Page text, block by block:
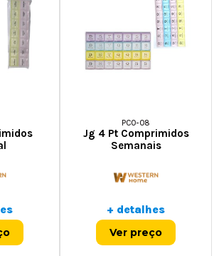
PCO-08
Jg 4 Pt Comprimidos
Semanais
+ detalhes
Ver preço